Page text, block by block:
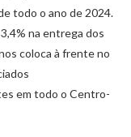
todo o ano de 2024.
na entrega dos
coloca à frente no
em todo o Centro-